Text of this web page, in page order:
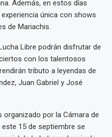
Además, en estos días
única con shows
de Mariachis.
Libre podrán disfrutar de
con los talentosos
tributo a leyendas de
Juan Gabriel y José
organizado por la Cámara de
15 de septiembre se